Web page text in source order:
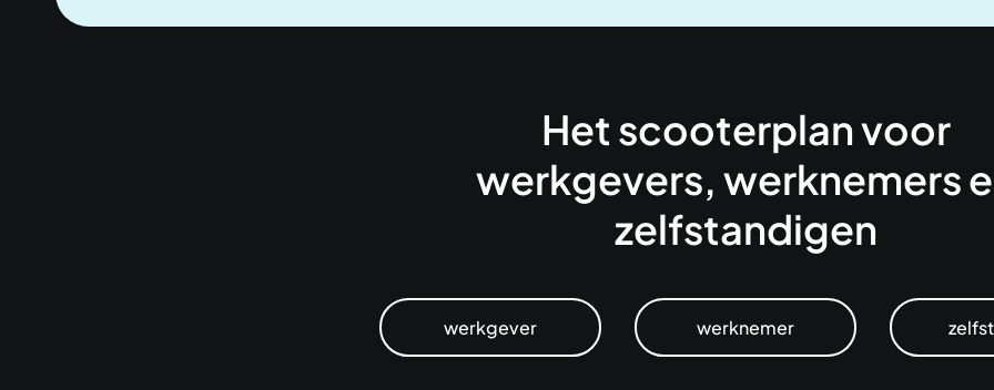
Het scooterplan voor
werkgevers, werknemers
zelfstandigen
werkgever werknemer